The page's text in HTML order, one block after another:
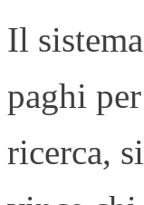
Il
paghi
ricerca,